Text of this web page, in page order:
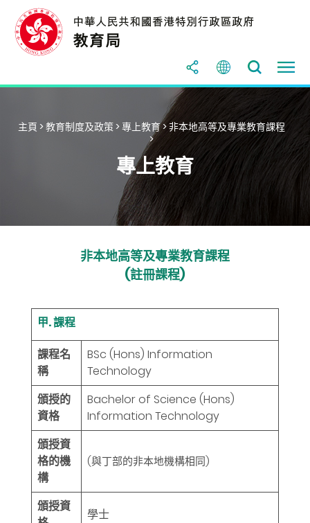
主頁 >教育制度及政策 >專上教育>非本地高等及專業教育課程
>
專上教育
非本地高等及專業教育課程
(註冊課程)
甲. 課程
課程名
稱
BSc (Hons) Information
Technology
頒授的
資格
Bachelor of Science (Hons)
Information Technology
頒授資
格的機
構
(與丁部的非本地機構相同)
頒授資
學士